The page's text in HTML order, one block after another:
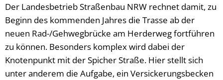
Der Landesbetrieb Straßenbau NRW rechnet damit, zu
Beginn des kommenden Jahres die Trasse ab der
neuen Rad-/Gehwegbrücke am Herderweg fortführen
zu können. Besonders komplex wird dabei der
Knotenpunkt mit der Spicher Straße. Hier stellt sich
unter anderem die Aufgabe, ein Versickerungsbecken